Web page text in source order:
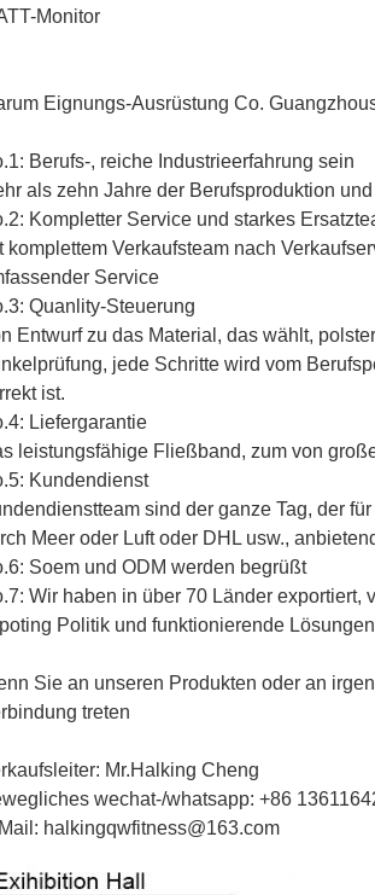
Monitor
Eignungs-Ausrüstung Co.
Berufs-, reiche Industrieerfahrung sein
als zehn Jahre der Berufsproduktion
Kompletter Service und starkes
komplettem Verkaufsteam nach
Service
Quanlity-Steuerung
Entwurf zu das Material, das wählt,
jede Schritte wird vom
ist.
Liefergarantie
leistungsfähige Fließband, zum von
Kundendienst
sind der ganze Tag, der
Meer oder Luft oder DHL usw.,
Soem und ODM werden begrüßt
Wir haben in über 70 Länder
Politik und funktionierende Lösungen
Sie an unseren Produkten oder an
treten
Mr.Halking Cheng
wechat-/whatsapp: +86
halkingqwfitness@163.com